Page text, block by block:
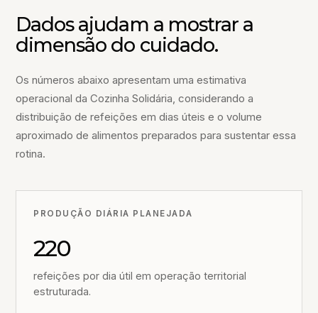
Dados ajudam a mostrar a
dimensão do cuidado.
Os números abaixo apresentam uma estimativa
operacional da Cozinha Solidária, considerando a
distribuição de refeições em dias úteis e o volume
aproximado de alimentos preparados para sustentar essa
rotina.
PRODUÇÃO DIÁRIA PLANEJADA
220
refeições por dia útil em operação territorial
estruturada.